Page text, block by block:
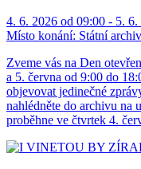
4. 6. 2026 od 09:00 - 5.
Místo konání: Státní
Zveme vás na Den
a 5. června od 9:00 do
objevovat jedinečné
nahlédněte do archivu na
proběhne ve čtvrtek 4.